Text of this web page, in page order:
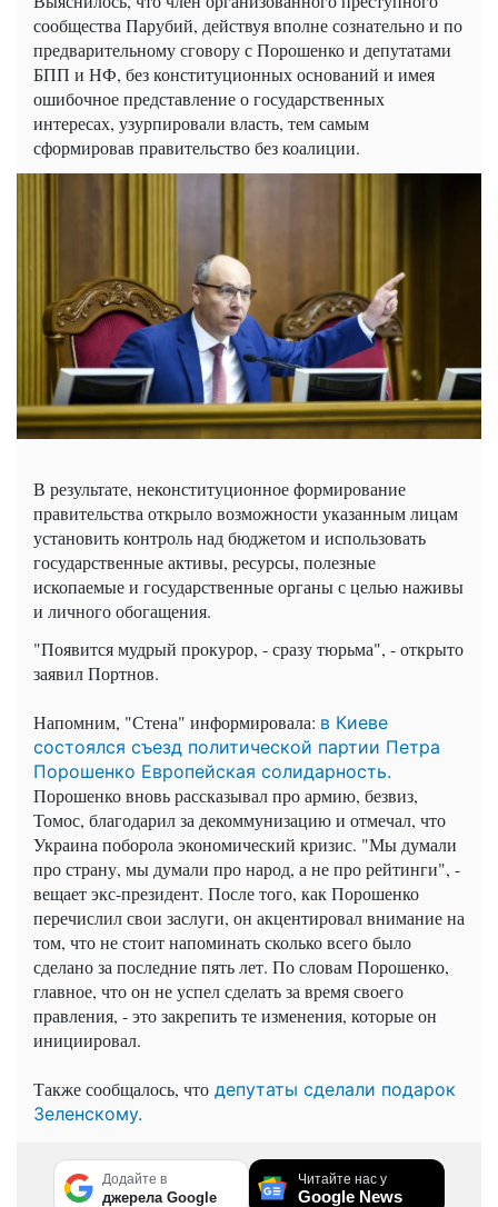
сообщества Парубий, действуя вполне сознательно и по
предварительному сговору с Порошенко и депутатами
БПП и НФ, без конституционных оснований и имея
ошибочное представление о государственных
интересах, узурпировали власть, тем самым
сформировав правительство без коалиции.
В результате, неконституционное формирование
правительства открыло возможности указанным лицам
установить контроль над бюджетом и использовать
государственные активы, ресурсы, полезные
ископаемые и государственные органы с целью наживы
и личного обогащения.
"Появится мудрый прокурор, - сразу тюрьма", - открыто
заявил Портнов.
Напомним, "Стена" информировала: в Киеве
состоялся съезд политической партии Петра
Порошенко Европейская солидарность.
Порошенко вновь рассказывал про армию, безвиз,
Томос, благодарил за декоммунизацию и отмечал, что
Украина поборола экономический кризис. "Мы думали
про страну, мы думали про народ, а не про рейтинги", -
вещает экс-президент. После того, как Порошенко
перечислил свои заслуги, он акцентировал внимание на
том, что не стоит напоминать сколько всего было
сделано за последние пять лет. По словам Порошенко,
главное, что он не успел сделать за время своего
правления, - это закрепить те изменения, которые он
инициировал.
Также сообщалось, что депутаты сделали подарок
Зеленскому.
Додайте в
джерела Google
Читайте нас у
Google News